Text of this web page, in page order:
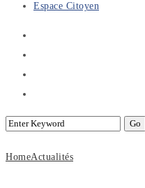
Espace Citoyen
HomeActualités